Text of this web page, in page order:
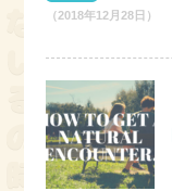
（2018年12月28日）